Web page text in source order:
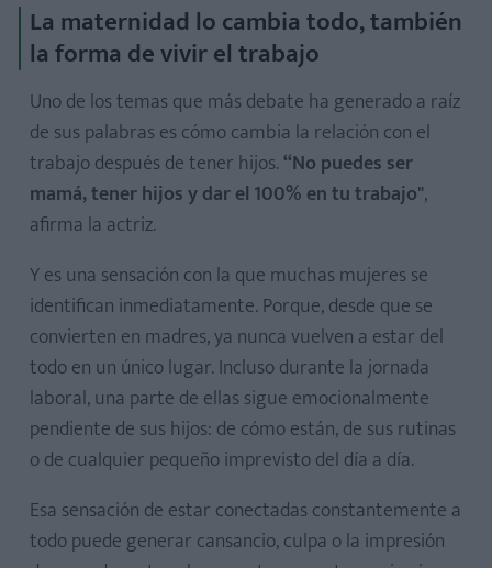
La maternidad lo cambia todo, también
la forma de vivir el trabajo
Uno de los temas que más debate ha generado a raíz
de sus palabras es cómo cambia la relación con el
trabajo después de tener hijos.“No puedes ser
mamá, tener hijos y dar el 100% en tu trabajo",
afirma la actriz.
Y es una sensación con la que muchas mujeres se
identifican inmediatamente. Porque, desde que se
convierten en madres, ya nunca vuelven a estar del
todo en un único lugar. Incluso durante la jornada
laboral, una parte de ellas sigue emocionalmente
pendiente de sus hijos: de cómo están, de sus rutinas
o de cualquier pequeño imprevisto del día a día.
Esa sensación de estar conectadas constantemente a
todo puede generar cansancio, culpa o la impresión